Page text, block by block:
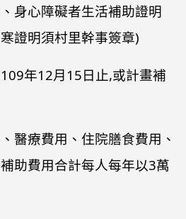
身心障礙者生活補助證明
證明須村里幹事簽章)
年12月15日止,或計畫補
醫療費用、住院膳食費用、
助費用合計每人每年以3萬